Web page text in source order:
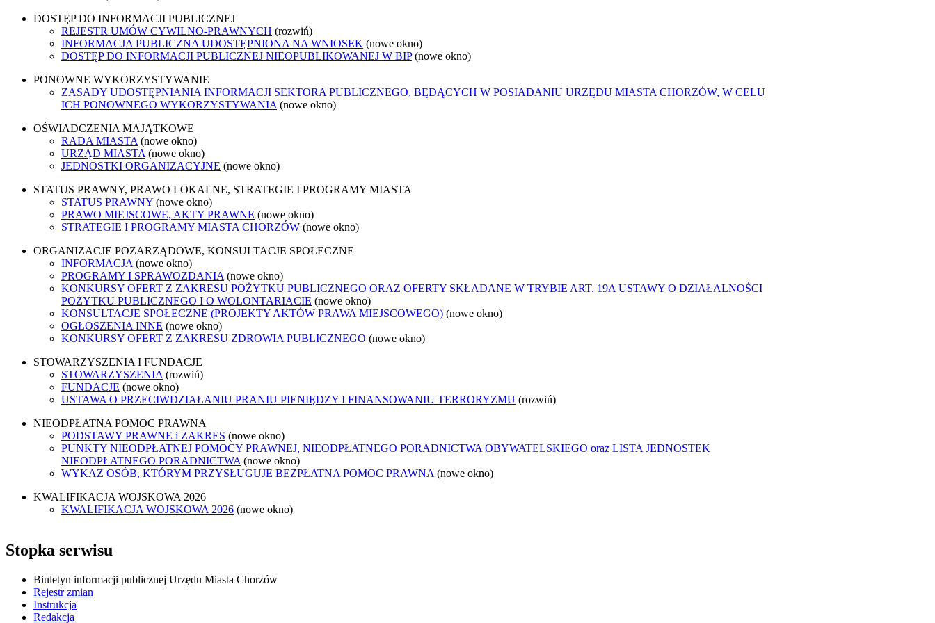
DOSTĘP DO INFORMACJI PUBLICZNEJ
REJESTR UMÓW CYWILNO-PRAWNYCH (rozwiń)
INFORMACJA PUBLICZNA UDOSTĘPNIONA NA WNIOSEK (nowe okno)
DOSTĘP DO INFORMACJI PUBLICZNEJ NIEOPUBLIKOWANEJ W BIP (nowe okno)
PONOWNE WYKORZYSTYWANIE
ZASADY UDOSTĘPNIANIA INFORMACJI SEKTORA PUBLICZNEGO, BĘDĄCYCH W POSIADANIU URZĘDU MIASTA CHORZÓW, W CELU
ICH PONOWNEGO WYKORZYSTYWANIA (nowe okno)
OŚWIADCZENIA MAJĄTKOWE
RADA MIASTA (nowe okno)
URZĄD MIASTA (nowe okno)
JEDNOSTKI ORGANIZACYJNE (nowe okno)
STATUS PRAWNY, PRAWO LOKALNE, STRATEGIE I PROGRAMY MIASTA
STATUS PRAWNY (nowe okno)
PRAWO MIEJSCOWE, AKTY PRAWNE (nowe okno)
STRATEGIE I PROGRAMY MIASTA CHORZÓW (nowe okno)
ORGANIZACJE POZARZĄDOWE, KONSULTACJE SPOŁECZNE
INFORMACJA (nowe okno)
PROGRAMY I SPRAWOZDANIA (nowe okno)
KONKURSY OFERT Z ZAKRESU POŻYTKU PUBLICZNEGO ORAZ OFERTY SKŁADANE W TRYBIE ART. 19A USTAWY O DZIAŁALNOŚCI
POŻYTKU PUBLICZNEGO I O WOLONTARIACIE (nowe okno)
KONSULTACJE SPOŁECZNE (PROJEKTY AKTÓW PRAWA MIEJSCOWEGO) (nowe okno)
OGŁOSZENIA INNE (nowe okno)
KONKURSY OFERT Z ZAKRESU ZDROWIA PUBLICZNEGO (nowe okno)
STOWARZYSZENIA I FUNDACJE
STOWARZYSZENIA (rozwiń)
FUNDACJE (nowe okno)
USTAWA O PRZECIWDZIAŁANIU PRANIU PIENIĘDZY I FINANSOWANIU TERRORYZMU (rozwiń)
NIEODPŁATNA POMOC PRAWNA
PODSTAWY PRAWNE i ZAKRES (nowe okno)
PUNKTY NIEODPŁATNEJ POMOCY PRAWNEJ, NIEODPŁATNEGO PORADNICTWA OBYWATELSKIEGO oraz LISTA JEDNOSTEK
NIEODPŁATNEGO PORADNICTWA (nowe okno)
WYKAZ OSÓB, KTÓRYM PRZYSŁUGUJE BEZPŁATNA POMOC PRAWNA (nowe okno)
KWALIFIKACJA WOJSKOWA 2026
KWALIFIKACJA WOJSKOWA 2026 (nowe okno)
Stopka serwisu
Biuletyn informacji publicznej Urzędu Miasta Chorzów
Rejestr zmian
Instrukcja
Redakcja